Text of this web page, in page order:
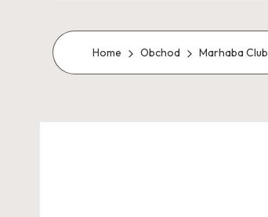
produkty
i
Home Obchod Marhaba Club